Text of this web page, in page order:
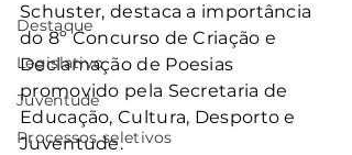
Destaque
Legislativo
Juventude
Processos seletivos
Schuster, destaca a importância
do 8º Concurso de Criação e
Declamação de Poesias
promovido pela Secretaria de
Educação, Cultura, Desporto e
Juventude.